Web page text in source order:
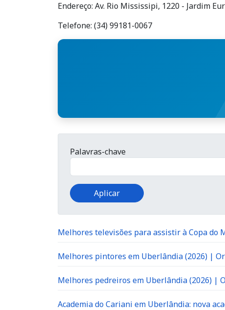
Endereço: Av. Rio Mississipi, 1220 - Jardim
Telefone: (34) 99181-0067
Palavras-chave
Melhores televisões para assistir à Copa do
Melhores pintores em Uberlândia (2026) |
Melhores pedreiros em Uberlândia (2026) |
Academia do Cariani em Uberlândia: nova